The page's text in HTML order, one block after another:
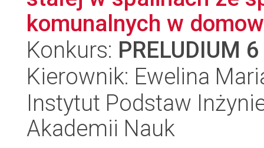
komunalnych w
Konkurs: PRELUDIUM 6
Kierownik: Ewelina
Instytut Podstaw
Akademii Nauk